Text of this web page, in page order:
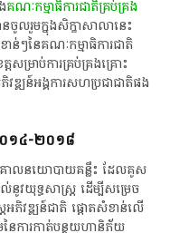
​គណៈកម្មាធិការ​ជាតិ​គ្រប់គ្រង​
លរួម​ក្នុង​សិក្ខាសាលា​នេះ​
ៗ​នៃ​គណៈកម្មាធិការ​ជាតិ​
សម្រាប់​ការ​គ្រប់គ្រង​គ្រោះ​
ឌ្ឍន៍​អង្គការសហប្រជាជាតិ​ផង​
០១៤-២០១៨
គោលនយោបាយ​គន្លឹះ​ ដែល​គូស
វ​យុទ្ធសាស្ត្រ​ ដើម្បី​សម្រេច​
ភិវឌ្ឍន៍​ជាតិ​ ផ្តោត​សំខាន់​លើ​
ៃ​ការ​កាត់​បន្ថយ​ហានិភ័យ​